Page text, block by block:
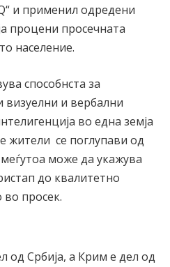
и применил одредени
процени просечната
население.
способнста за
и вербални
во една земја
жители се поглупави од
може да укажува
до квалитетно
просек.
од Србија, а Крим е дел од